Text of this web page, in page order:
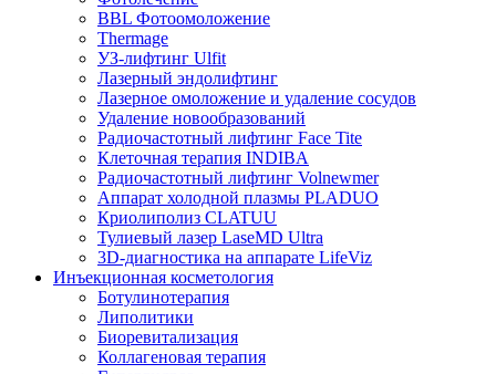
BBL Фотоомоложение
Thermage
УЗ-лифтинг Ulfit
Лазерный эндолифтинг
Лазерное омоложение и удаление сосудов
Удаление новообразований
Радиочастотный лифтинг Face Tite
Клеточная терапия INDIBA
Радиочастотный лифтинг Volnewmer
Аппарат холодной плазмы PLADUO
Криолиполиз CLATUU
Тулиевый лазер LaseMD Ultra
3D-диагностика на аппарате LifeViz
Инъекционная косметология
Ботулинотерапия
Липолитики
Биоревитализация
Коллагеновая терапия